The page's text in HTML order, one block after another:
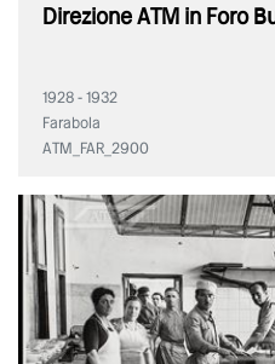
Direzione ATM in Foro
1928 - 1932
Farabola
ATM_FAR_2900